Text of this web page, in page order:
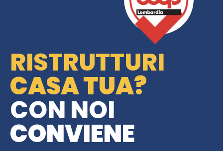
RISTRUTTURI
CASA TUA?
CON NOI
CONVIENE